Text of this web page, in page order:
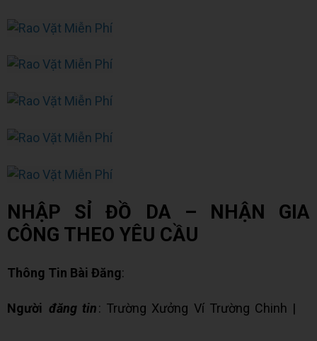
NHẬP SỈ ĐỒ DA – NHẬN GIA
CÔNG THEO YÊU CẦU
Thông Tin Bài Đăng:
Người đăng tin: Trường Xưởng Ví Trường Chinh |